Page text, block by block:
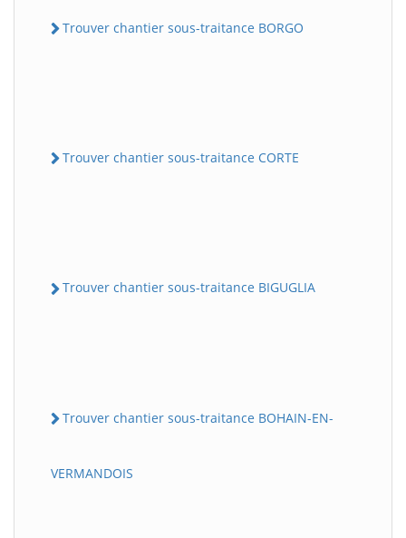
Trouver chantier sous-traitance BORGO
Trouver chantier sous-traitance CORTE
Trouver chantier sous-traitance BIGUGLIA
Trouver chantier sous-traitance BOHAIN-EN-
VERMANDOIS